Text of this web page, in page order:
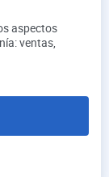
aspectos
ventas,